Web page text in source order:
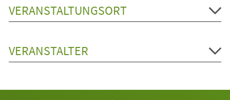
VERANSTALTUNGSORT
VERANSTALTER